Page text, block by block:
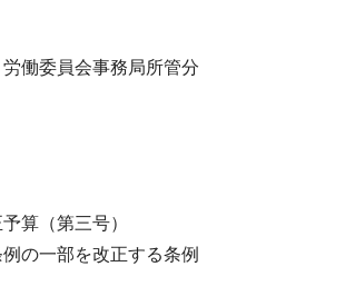
働委員会事務局所管分
算（第三号）
の一部を改正する条例